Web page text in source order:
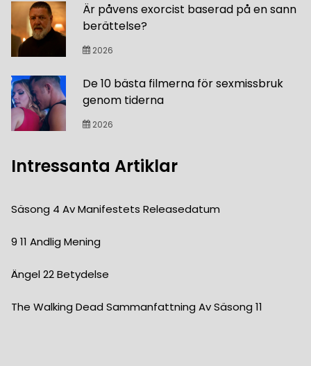
Är påvens exorcist baserad på en sann
berättelse?
2026
De 10 bästa filmerna för sexmissbruk
genom tiderna
2026
Intressanta Artiklar
Säsong 4 Av Manifestets Releasedatum
9 11 Andlig Mening
Ängel 22 Betydelse
The Walking Dead Sammanfattning Av Säsong 11